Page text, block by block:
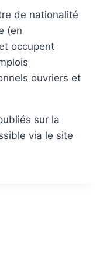
de nationalité
(en
occupent
ouvriers et
sur la
via le site